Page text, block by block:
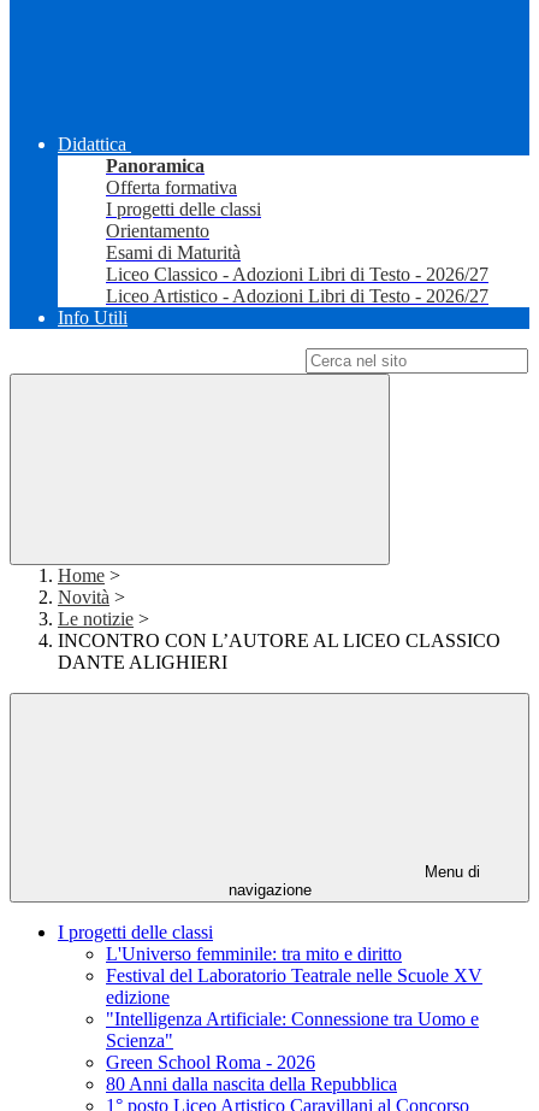
Didattica
Panoramica
Offerta formativa
I progetti delle classi
Orientamento
Esami di Maturità
Liceo Classico - Adozioni Libri di Testo - 2026/27
Liceo Artistico - Adozioni Libri di Testo - 2026/27
Info Utili
Home >
Novità >
Le notizie >
INCONTRO CON L’AUTORE AL LICEO CLASSICO
DANTE ALIGHIERI
Menu di
navigazione
I progetti delle classi
L'Universo femminile: tra mito e diritto
Festival del Laboratorio Teatrale nelle Scuole XV
edizione
"Intelligenza Artificiale: Connessione tra Uomo e
Scienza"
Green School Roma - 2026
80 Anni dalla nascita della Repubblica
1° posto Liceo Artistico Caravillani al Concorso